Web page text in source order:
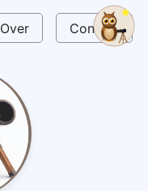
Over Contact